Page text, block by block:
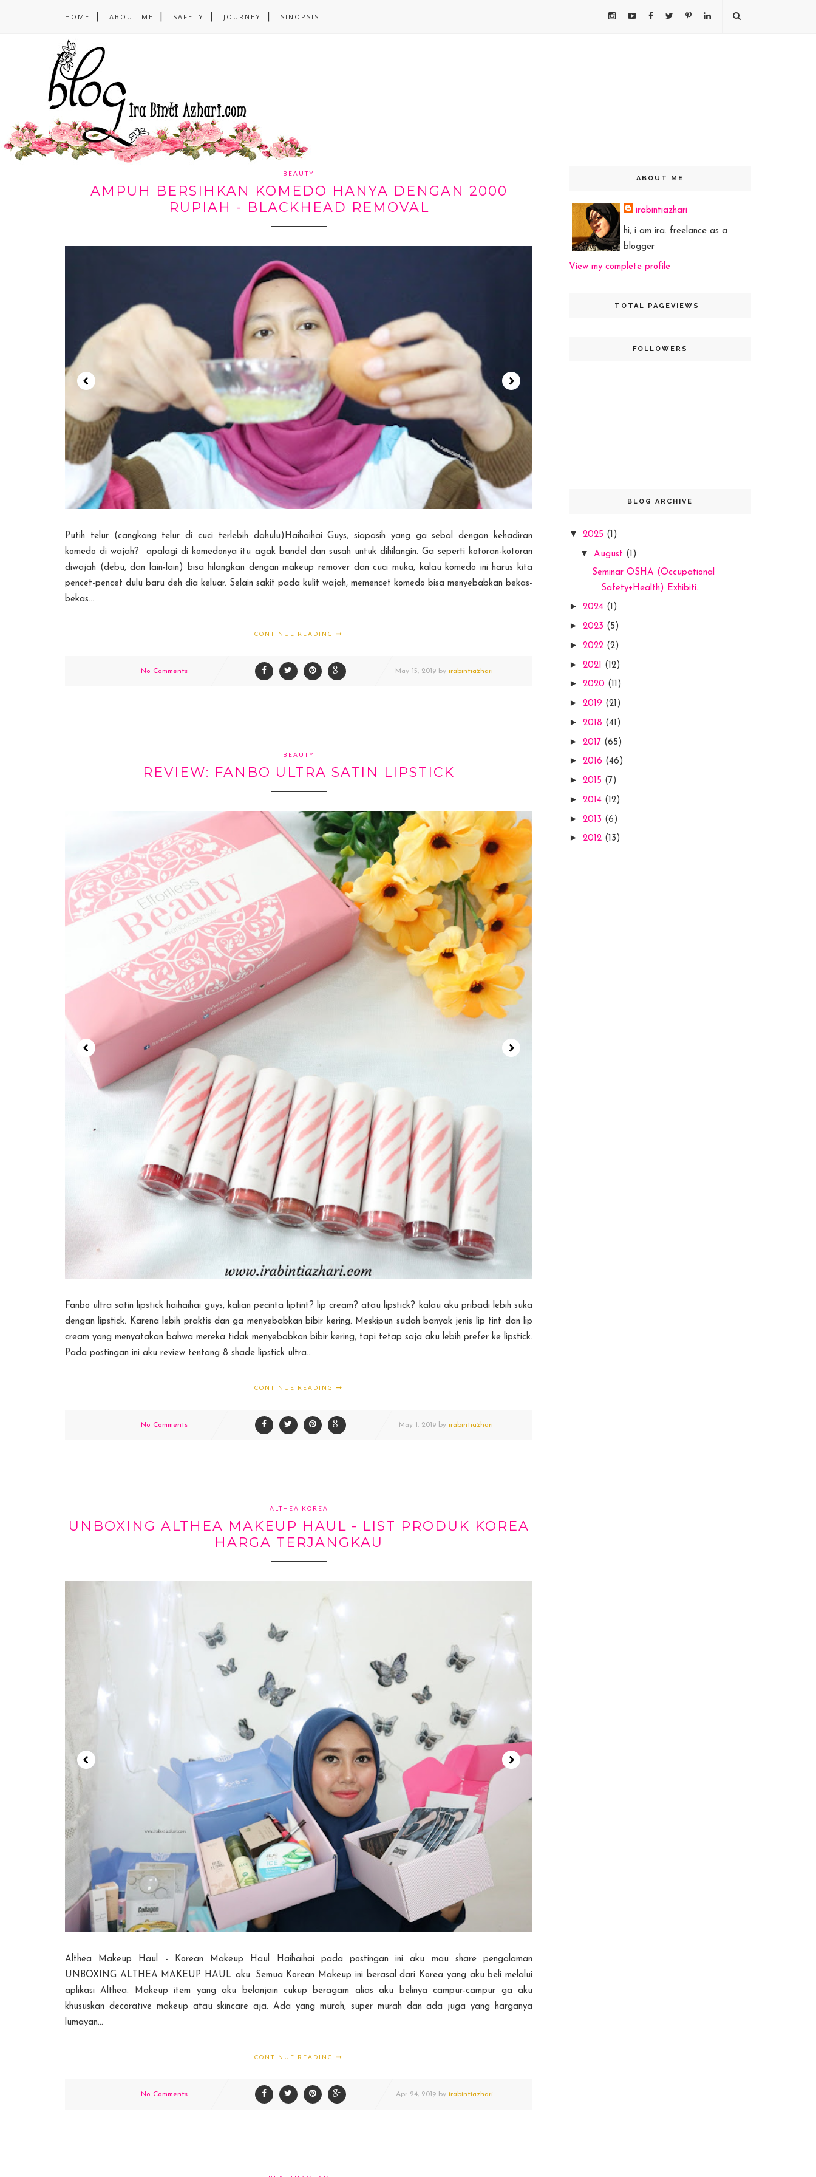
HOME ABOUT ME SAFETY JOURNEY SINOPSIS
BEAUTY
AMPUH BERSIHKAN KOMEDO HANYA DENGAN 2000
RUPIAH - BLACKHEAD REMOVAL
Putih telur (cangkang telur di cuci terlebih dahulu)Haihaihai Guys, siapasih yang ga sebal dengan kehadiran
komedo di wajah? apalagi di komedonya itu agak bandel dan susah untuk dihilangin. Ga seperti kotoran-kotoran
diwajah (debu, dan lain-lain) bisa hilangkan dengan makeup remover dan cuci muka, kalau komedo ini harus kita
pencet-pencet dulu baru deh dia keluar. Selain sakit pada kulit wajah, memencet komedo bisa menyebabkan bekas-
bekas...
CONTINUE READING
No Comments May 15, 2019 by irabintiazhari
BEAUTY
REVIEW: FANBO ULTRA SATIN LIPSTICK
Fanbo ultra satin lipstick haihaihai guys, kalian pecinta liptint? lip cream? atau lipstick? kalau aku pribadi lebih suka
dengan lipstick. Karena lebih praktis dan ga menyebabkan bibir kering. Meskipun sudah banyak jenis lip tint dan lip
cream yang menyatakan bahwa mereka tidak menyebabkan bibir kering, tapi tetap saja aku lebih prefer ke lipstick.
Pada postingan ini aku review tentang 8 shade lipstick ultra...
CONTINUE READING
No Comments May 1, 2019 by irabintiazhari
ALTHEA KOREA
UNBOXING ALTHEA MAKEUP HAUL - LIST PRODUK KOREA
HARGA TERJANGKAU
Althea Makeup Haul - Korean Makeup Haul Haihaihai pada postingan ini aku mau share pengalaman
UNBOXING ALTHEA MAKEUP HAUL aku. Semua Korean Makeup ini berasal dari Korea yang aku beli melalui
aplikasi Althea. Makeup item yang aku belanjain cukup beragam alias aku belinya campur-campur ga aku
khususkan decorative makeup atau skincare aja. Ada yang murah, super murah dan ada juga yang harganya
lumayan...
CONTINUE READING
No Comments Apr 24, 2019 by irabintiazhari
ABOUT ME
irabintiazhari
hi, i am ira. freelance as a
blogger
View my complete profile
TOTAL PAGEVIEWS
FOLLOWERS
BLOG ARCHIVE
▼ 2025 (1)
▼ August (1)
Seminar OSHA (Occupational
Safety+Health) Exhibiti...
► 2024 (1)
► 2023 (5)
► 2022 (2)
► 2021 (12)
► 2020 (11)
► 2019 (21)
► 2018 (41)
► 2017 (65)
► 2016 (46)
► 2015 (7)
► 2014 (12)
► 2013 (6)
► 2012 (13)